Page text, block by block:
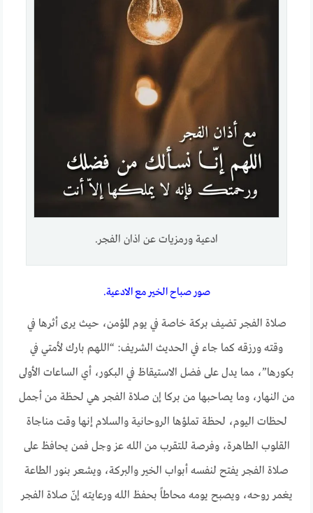
ادعية ورمزيات عن اذان الفجر.
صور صباح الخير مع الادعية.
صلاة الفجر تضيف بركة خاصة في يوم المؤمن، حيث يرى أثرها في
وقته ورزقه كما جاء في الحديث الشريف: “اللهم بارك لأمتي في
بكورها”، مما يدل على فضل الاستيقاظ في البكور، أي الساعات الأولى
من النهار، وما يصاحبها من بركا إن صلاة الفجر هي لحظة من أجمل
لحظات اليوم، لحظة تملؤها الروحانية والسلام إنها وقت مناجاة
القلوب الطاهرة، وفرصة للتقرب من الله عز وجل فمن يحافظ على
صلاة الفجر يفتح لنفسه أبواب الخير والبركة، ويشعر بنور الطاعة
يغمر روحه، ويصبح يومه محاطاً بحفظ الله ورعايته إنّ صلاة الفجر